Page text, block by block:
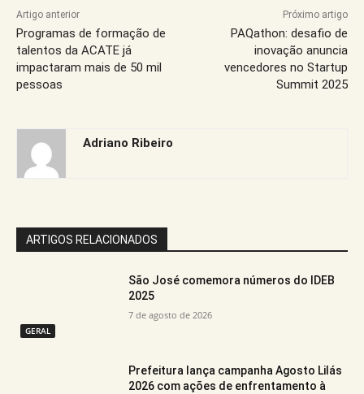
Artigo anterior
Programas de formação de
talentos da ACATE já
impactaram mais de 50 mil
pessoas
Próximo artigo
PAQathon: desafio de
inovação anuncia
vencedores no Startup
Summit 2025
Adriano Ribeiro
ARTIGOS RELACIONADOS
GERAL
São José comemora números do IDEB
2025
7 de agosto de 2026
Prefeitura lança campanha Agosto Lilás
2026 com ações de enfrentamento à